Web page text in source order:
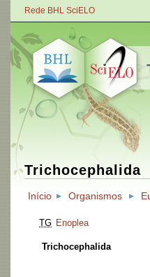
Rede BHL SciELO
Trichocephalida
Início Organismos
TG Enoplea
Trichocephalida